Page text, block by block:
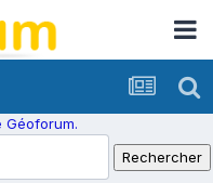
Géoforum.